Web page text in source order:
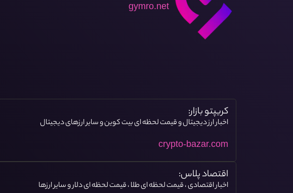
gymro.net
کریپتو بازار:
اخبار ارز دیجیتال و قیمت لحظه ای بیت کوین و سایر ارزهای دیجیتال
crypto-bazar.com
اقتصاد پلاس:
اخبار اقتصادی ، قیمت لحظه ای طلا ، قیمت لحظه ای دلار و سایر ارزها